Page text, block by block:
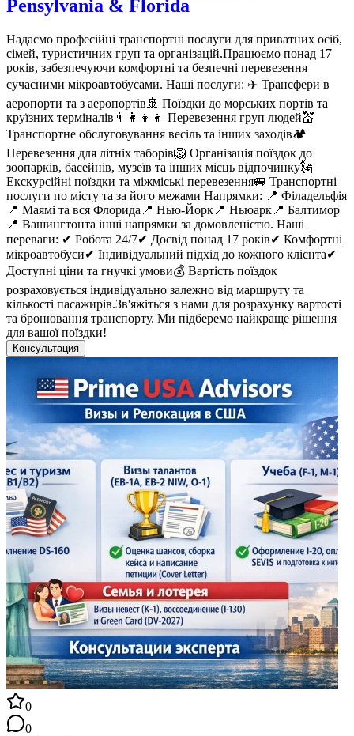
Pensylvania & Florida
Надаємо професійні транспортні послуги для приватних осіб,
сімей, туристичних груп та організацій.Працюємо понад 17
років, забезпечуючи комфортні та безпечні перевезення
сучасними мікроавтобусами. Наші послуги: ✈️ Трансфери в
аеропорти та з аеропортів🚢 Поїздки до морських портів та
круїзних терміналів👨‍👩‍👧‍👦 Перевезення груп людей💒
Транспортне обслуговування весіль та інших заходів🏕️
Перевезення для літніх таборів🦁 Організація поїздок до
зоопарків, басейнів, музеїв та інших місць відпочинку🗽
Екскурсійні поїздки та міжміські перевезення🚐 Транспортні
послуги по місту та за його межами Напрямки: 📍 Філадельфія
📍 Маямі та вся Флорида📍 Нью-Йорк📍 Ньюарк📍 Балтимор
📍 Вашингтонта інші напрямки за домовленістю. Наші
переваги: ✔ Робота 24/7✔ Досвід понад 17 років✔ Комфортні
мікроавтобуси✔ Індивідуальний підхід до кожного клієнта✔
Доступні ціни та гнучкі умови💰 Вартість поїздок
розраховується індивідуально залежно від маршруту та
кількості пасажирів.Зв'яжіться з нами для розрахунку вартості
та бронювання транспорту. Ми підберемо найкраще рішення
для вашої поїздки!
Консультация
0
0